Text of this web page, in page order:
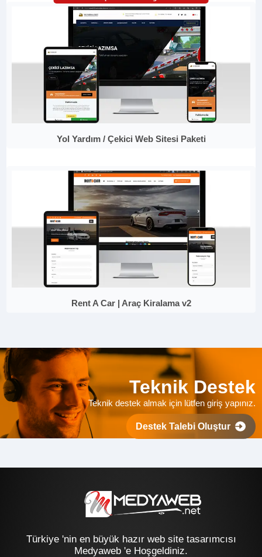
Yol Yardım / Çekici Web Sitesi Paketi
Rent A Car | Araç Kiralama v2
Teknik Destek
Teknik destek almak için lütfen giriş yapınız.
Destek Talebi Oluştur
Türkiye 'nin en büyük hazır web site tasarımcısı
Medyaweb 'e Hoşgeldiniz.